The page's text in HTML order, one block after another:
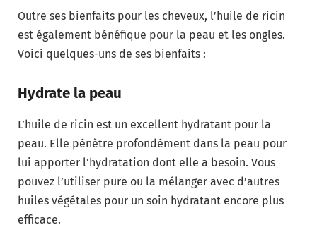
Outre ses bienfaits pour les cheveux, l’huile de ricin
est également bénéfique pour la peau et les ongles.
Voici quelques-uns de ses bienfaits :
Hydrate la peau
L’huile de ricin est un excellent hydratant pour la
peau. Elle pénètre profondément dans la peau pour
lui apporter l’hydratation dont elle a besoin. Vous
pouvez l’utiliser pure ou la mélanger avec d’autres
huiles végétales pour un soin hydratant encore plus
efficace.